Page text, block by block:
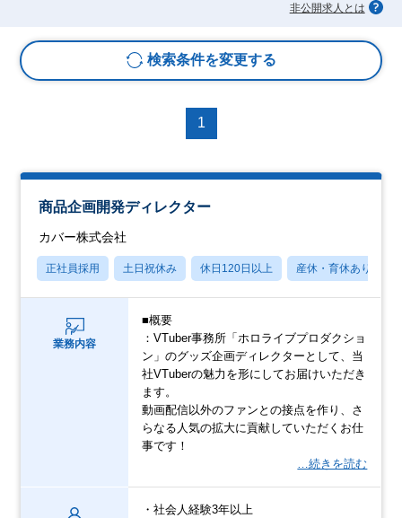
非公開求人とは
検索条件を変更する
1
商品企画開発ディレクター
カバー株式会社
正社員採用 土日祝休み 休日120日以上 産休・育休あり
業務内容
■概要
：VTuber事務所「ホロライブプロダクショ
ン」のグッズ企画ディレクターとして、当
社VTuberの魅力を形にしてお届けいただき
ます。
動画配信以外のファンとの接点を作り、さ
らなる人気の拡大に貢献していただくお仕
事です！
…続きを読む
・社会人経験3年以上